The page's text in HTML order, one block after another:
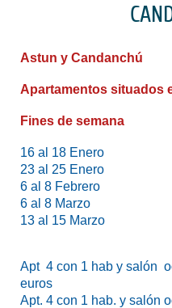
Astun y Candanchú
Apartamentos situados
Fines de semana
16 al 18 Enero
23 al 25 Enero
6 al 8 Febrero
6 al 8 Marzo
13 al 15 Marzo
Apt 4 con 1 hab y salón
euros
Apt. 4 con 1 hab. y salón